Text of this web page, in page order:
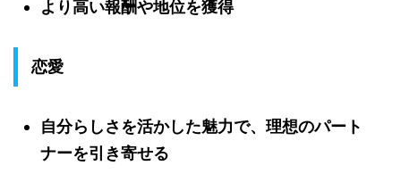
より高い報酬や地位を獲得
恋愛
自分らしさを活かした魅力で、理想のパート
ナーを引き寄せる